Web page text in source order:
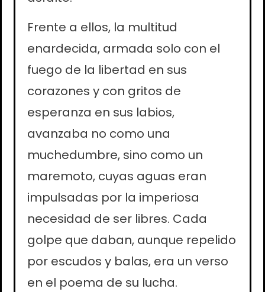
Frente a ellos, la multitud
enardecida, armada solo con el
fuego de la libertad en sus
corazones y con gritos de
esperanza en sus labios,
avanzaba no como una
muchedumbre, sino como un
maremoto, cuyas aguas eran
impulsadas por la imperiosa
necesidad de ser libres. Cada
golpe que daban, aunque repelido
por escudos y balas, era un verso
en el poema de su lucha.